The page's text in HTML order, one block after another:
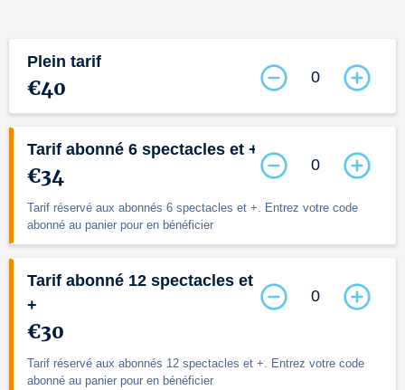
Plein tarif
€40 0
Tarif abonné 6 spectacles et +
€34
Tarif réservé aux abonnés 6 spectacles et +. Entrez votre code
abonné au panier pour en bénéficier
0
Tarif abonné 12 spectacles et
+
€30
Tarif réservé aux abonnés 12 spectacles et +. Entrez votre code
abonné au panier pour en bénéficier
0